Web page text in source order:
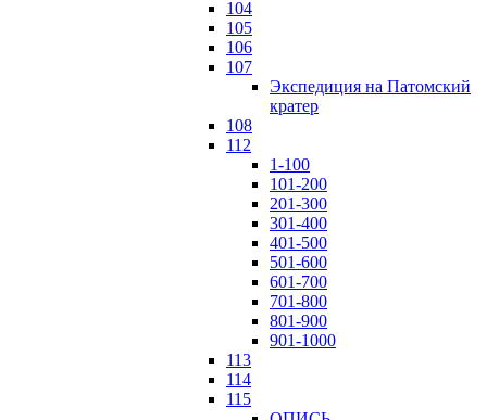
104
105
106
107
Экспедиция на Патомский
кратер
108
112
1-100
101-200
201-300
301-400
401-500
501-600
601-700
701-800
801-900
901-1000
113
114
115